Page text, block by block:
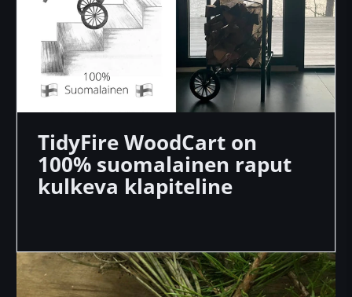
Kalustukseen liittyvissä asioissa voit
ottaa yhteyttä suoraan Oiva
Palveluiden asiantuntijaan.
TidyFire WoodCart on
100% suomalainen raput
kulkeva klapiteline